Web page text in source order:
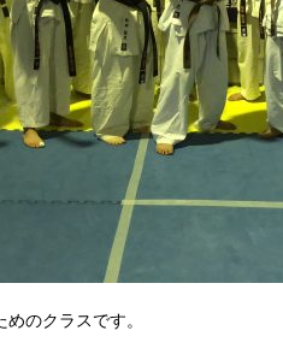
のクラスです。